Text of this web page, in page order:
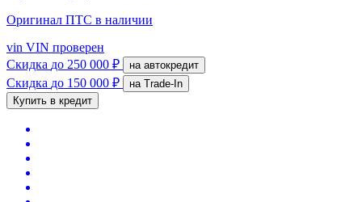
Оригинал ПТС в наличии
vin VIN проверен
Скидка до 250 000 ₽ на автокредит
Скидка до 150 000 ₽
на Trade-In
Купить в кредит